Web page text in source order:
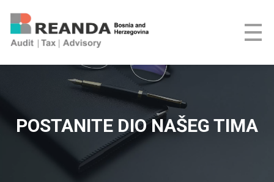
POSTANITE DIO NAŠEG TIMA